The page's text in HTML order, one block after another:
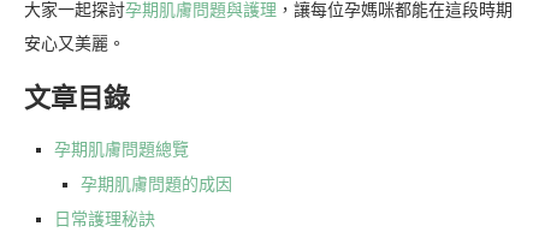
大家一起探討孕期肌膚問題與護理 ，讓每位孕媽咪都能在這段時期
安心又美麗。
文章目錄
孕期肌膚問題總覽
孕期肌膚問題的成因
日常護理秘訣